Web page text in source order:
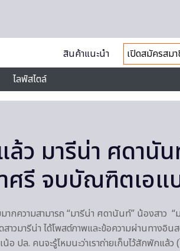
สินค้าแนะนำ
เปิดสมัครสม
ไลฟ์สไตล์
ว มารีน่า ศดานั
ศรี จบบัณฑิตเอแ
กความสามารถ “มารีน่า ศดานันท์” น้องสาว “
สาวมารีน่า ได้โพสต์ภาพและข้อความผ่านทางอิน
ปล. คนจะรู้ไหมนะว่าเราถ่ายเก็บไว้สักพักแล้ว